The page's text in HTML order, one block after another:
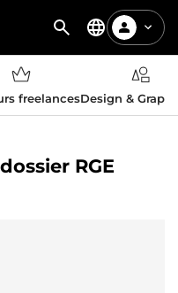
freelancesDesign &
RGE